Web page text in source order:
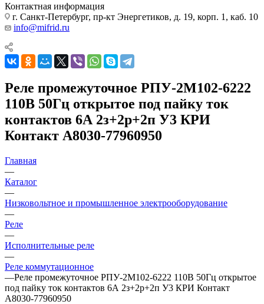
Контактная информация
г. Санкт-Петербург, пр-кт Энергетиков, д. 19, корп. 1, каб. 10
info@mifrid.ru
Реле промежуточное РПУ-2М102-6222
110В 50Гц открытое под пайку ток
контактов 6А 2з+2р+2п У3 КРИ
Контакт A8030-77960950
Главная
—
Каталог
—
Низковольтное и промышленное электрооборудование
—
Реле
—
Исполнительные реле
—
Реле коммутационное
—Реле промежуточное РПУ-2М102-6222 110В 50Гц открытое
под пайку ток контактов 6А 2з+2р+2п У3 КРИ Контакт
A8030-77960950